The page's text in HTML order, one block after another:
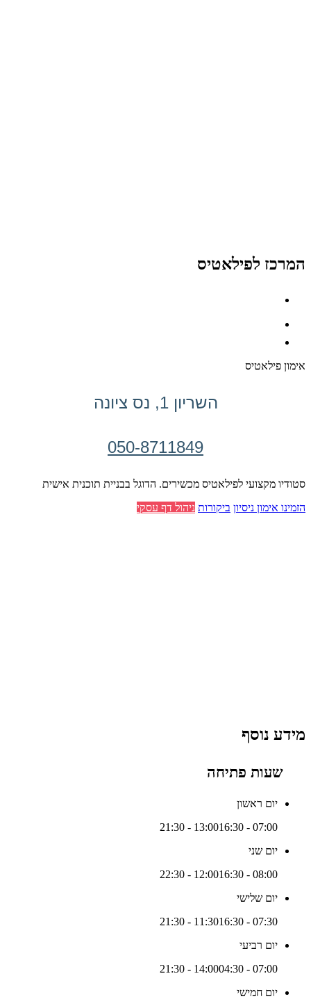
המרכז לפילאטיס
אימון פילאטיס
השריון 1, נס ציונה
050-8711849
סטודיו מקצועי לפילאטיס מכשירים. הדוגל בבניית תוכנית אישית
הזמינו אימון ניסיון ביקורות ניהול דף עסקי
מידע נוסף
שעות פתיחה
יום ראשון
07:00 - 13:00
16:30 - 21:30
יום שני
08:00 - 12:00
16:30 - 22:30
יום שלישי
07:30 - 11:30
16:30 - 21:30
יום רביעי
07:00 - 14:00
04:30 - 21:30
יום חמישי